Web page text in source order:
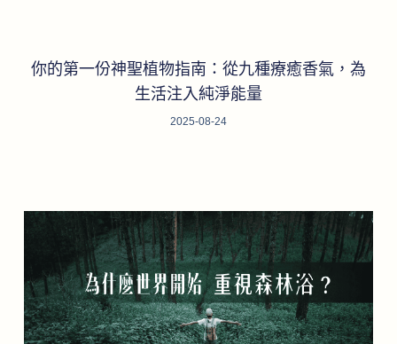
你的第一份神聖植物指南：從九種療癒香氣，為
生活注入純淨能量
2025-08-24